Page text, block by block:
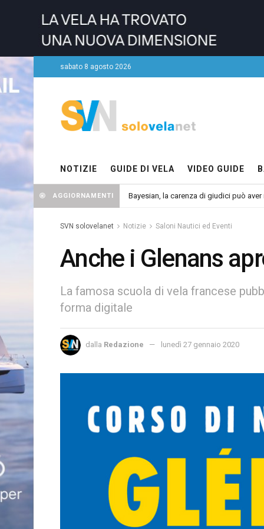
sabato 8 agosto 2026
NOTIZIE GUIDE DI VELA VIDEO GUIDE
AGGIORNAMENTI Bayesian, la carenza di giudici può aver
SVN solovelanet Notizie Saloni Nautici ed Eventi
Anche i Glenans
La famosa scuola di vela francese
forma digitale
dalla Redazione lunedì 27 gennaio 2020